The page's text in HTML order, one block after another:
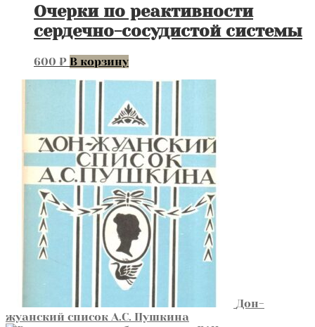
Очерки по реактивности
сердечно-сосудистой системы
600 ₽ В корзину
Дон-
жуанский список А.С. Пушкина